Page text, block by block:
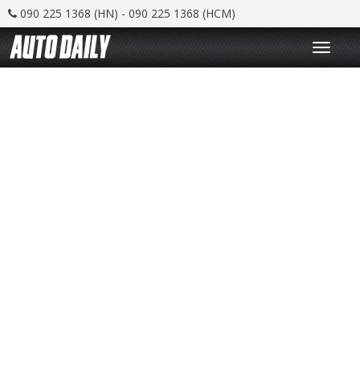
090 225 1368 (HN) - 090 225 1368 (HCM)
T
o
g